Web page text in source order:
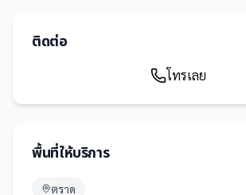
ติดต่อ
โทรเลย
พื้นที่ให้บริการ
ตราด